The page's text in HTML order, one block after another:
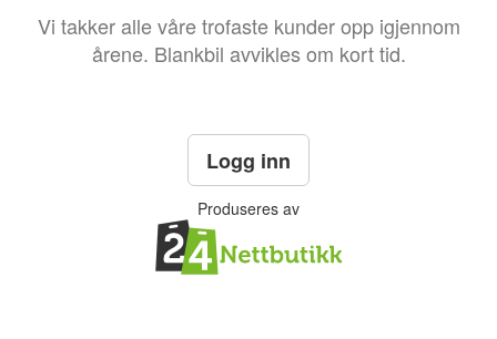
Vi takker alle våre trofaste kunder opp igjennom
årene. Blankbil avvikles om kort tid.
Logg inn
Produseres av